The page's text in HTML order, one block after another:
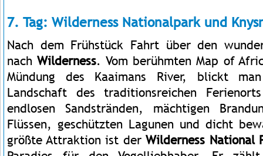
7. Tag: Wilderness Nationalpark und
Nach dem Frühstück Fahrt über den
nachWilderness. Vom berühmten Map of
Mündung des Kaaimans River, blickt
Landschaft des traditionsreichen
endlosen Sandstränden, mächtigen
Flüssen, geschützten Lagunen und dicht
größte Attraktion ist der Wilderness National